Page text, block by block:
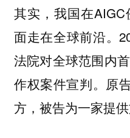
其实，我国在
面走在全球前沿。
法院对全球范围内
作权案件宣判。原
方，被告为一家提